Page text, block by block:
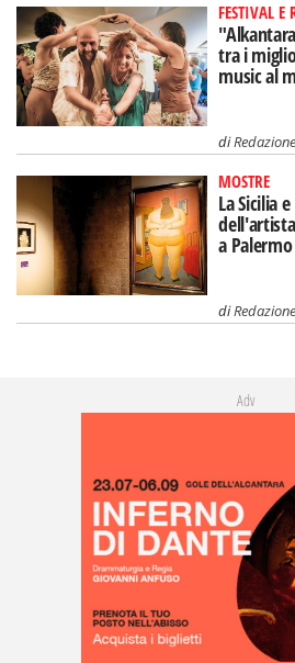
FESTIVAL E
tra i
music al
diRedazione
MOSTRE
La Sicilia
a
diRedazione
Adv